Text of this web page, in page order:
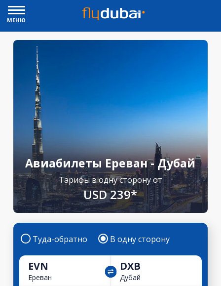
МЕНЮ
Авиабилеты Ереван - Дубай
Тарифы в одну сторону от
USD 239*
Туда-обратно В одну сторону
EVN
Ереван
DXB
Дубай